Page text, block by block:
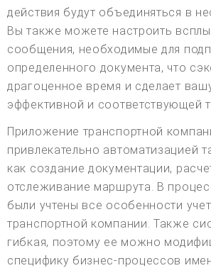
действия будут объединяться в
Вы также можете настроить
сообщения, необходимые для
определенного документа, что
драгоценное время и сделает
эффективной и соответствующей
Приложение транспортной
привлекательно автоматизацией
как создание документации,
отслеживание маршрута. В
были учтены все особенности
транспортной компании. Также
гибкая, поэтому ее можно
специфику бизнес-процессов